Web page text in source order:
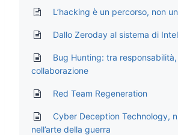
L’hacking è un percorso, non
Dallo Zeroday al sistema di
Bug Hunting: tra
collaborazione
Red Team Regeneration
Cyber Deception Technology,
nell’arte della guerra